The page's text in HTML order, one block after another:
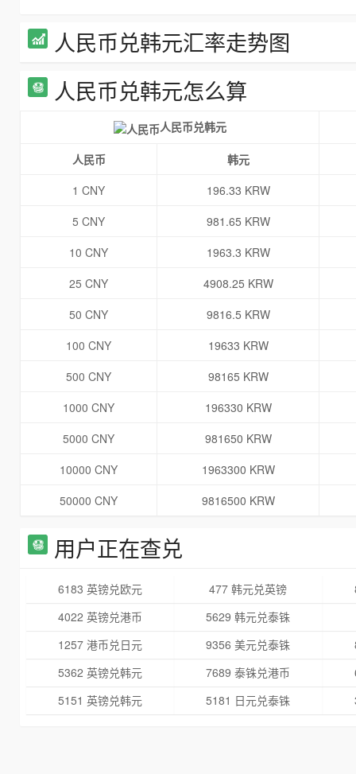
人民币兑韩元汇率走势图
人民币兑韩元怎么算
人民币兑韩元
人民币
韩元
1 CNY
196.33 KRW
5 CNY
981.65 KRW
10 CNY
1963.3 KRW
25 CNY
4908.25 KRW
50 CNY
9816.5 KRW
100 CNY
19633 KRW
500 CNY
98165 KRW
1000 CNY
196330 KRW
5000 CNY
981650 KRW
10000 CNY
1963300 KRW
50000 CNY
9816500 KRW
用户正在查兑
6183 英镑兑欧元 477 韩元兑英镑
4022 英镑兑港币
5629 韩元兑泰铢
1257 港币兑日元
9356 美元兑泰铢
5362 英镑兑韩元
7689 泰铢兑港币
5151 英镑兑韩元
5181 日元兑泰铢